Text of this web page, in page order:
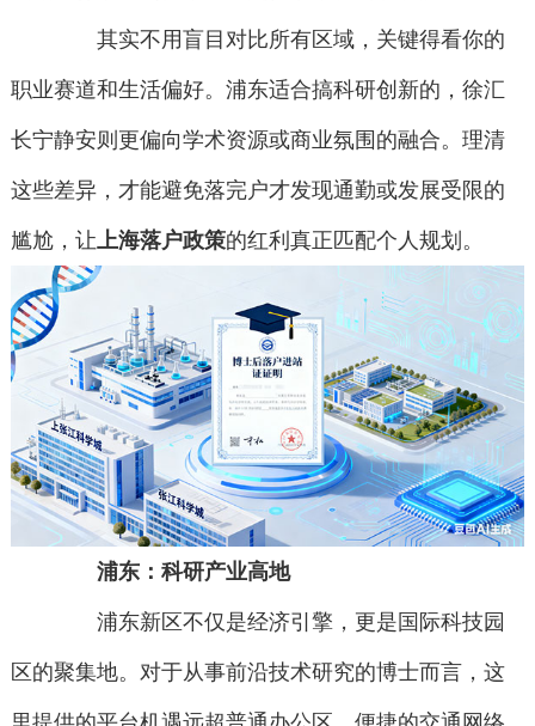
其实不用盲目对比所有区域，关键得看你的
职业赛道和生活偏好。浦东适合搞科研创新的，徐汇
长宁静安则更偏向学术资源或商业氛围的融合。理清
这些差异，才能避免落完户才发现通勤或发展受限的
尴尬，让上海落户政策的红利真正匹配个人规划。
浦东：科研产业高地
浦东新区不仅是经济引擎，更是国际科技园
区的聚集地。对于从事前沿技术研究的博士而言，这